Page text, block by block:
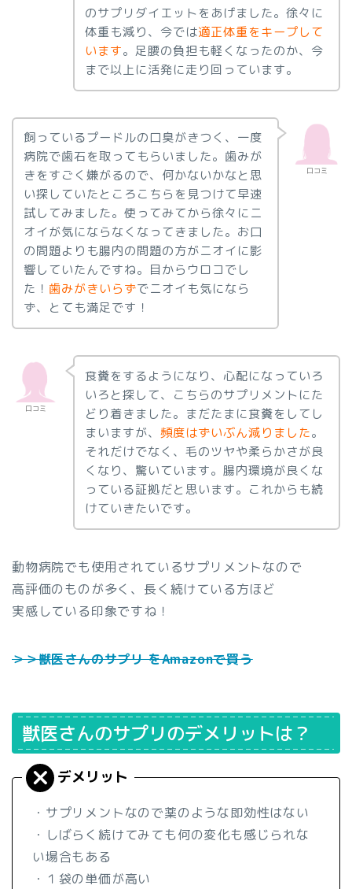
のサプリダイエットをあげました。徐々に
体重も減り、今では適正体重をキープして
います。足腰の負担も軽くなったのか、今
まで以上に活発に走り回っています。
口コミ
飼っているプードルの口臭がきつく、一度
病院で歯石を取ってもらいました。歯みが
きをすごく嫌がるので、何かないかなと思
い探していたところこちらを見つけて早速
試してみました。使ってみてから徐々にニ
オイが気にならなくなってきました。お口
の問題よりも腸内の問題の方がニオイに影
響していたんですね。目からウロコでし
た！ 歯みがきいらずでニオイも気になら
ず、とても満足です！
口コミ
食糞をするようになり、心配になっていろ
いろと探して、こちらのサプリメントにた
どり着きました。まだたまに食糞をしてし
まいますが、 頻度はずいぶん減りました。
それだけでなく、毛のツヤや柔らかさが良
くなり、驚いています。腸内環境が良くな
っている証拠だと思います。これからも続
けていきたいです。
動物病院でも使用されているサプリメントなので
高評価のものが多く、長く続けている方ほど
実感している印象ですね！
＞＞獣医さんのサプリ をAmazonで買う
獣医さんのサプリのデメリットは？
・サプリメントなので薬のような即効性はない
・しばらく続けてみても何の変化も感じられな
い場合もある
・１袋の単価が高い